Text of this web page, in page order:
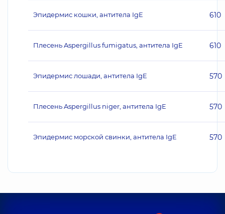
Эпидермис кошки, антитела IgE 610
Плесень Aspergillus fumigatus, антитела IgE 610
Эпидермис лошади, антитела IgE 570
Плесень Aspergillus niger, антитела IgE 570
Эпидермис морской свинки, антитела IgE 570